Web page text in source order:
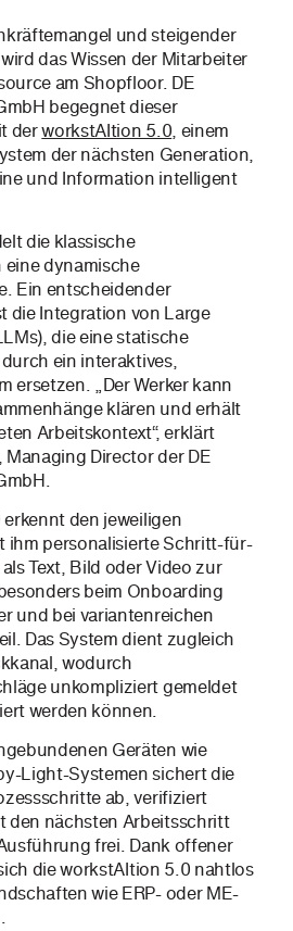
und steigender
das Wissen der Mitarbeiter
am Shopfloor. DE
begegnet dieser
derworkstAItion 5.0, einem
der nächsten Generation,
und Information intelligent
die klassische
dynamische
Ein entscheidender
die Integration von Large
die eine statische
ein interaktives,
ersetzen. „Der Werker kann
klären und erhält
Arbeitskontext“, erklärt
Director der DE
den jeweiligen
ihm personalisierte Schritt-für-
Text, Bild oder Video zur
beim Onboarding
und bei variantenreichen
Das System dient zugleich
wodurch
unkompliziert gemeldet
werden können.
Geräten wie
Light-Systemen sichert die
ab, verifiziert
den nächsten Arbeitsschritt
frei. Dank offener
die workstAItion 5.0 nahtlos
wie ERP- oder ME-